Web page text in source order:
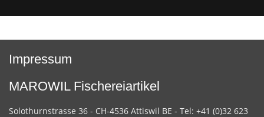
Impressum
MAROWIL Fischereiartikel
Solothurnstrasse 36 - CH-4536 Attiswil BE - Tel: +41 (0)32 623